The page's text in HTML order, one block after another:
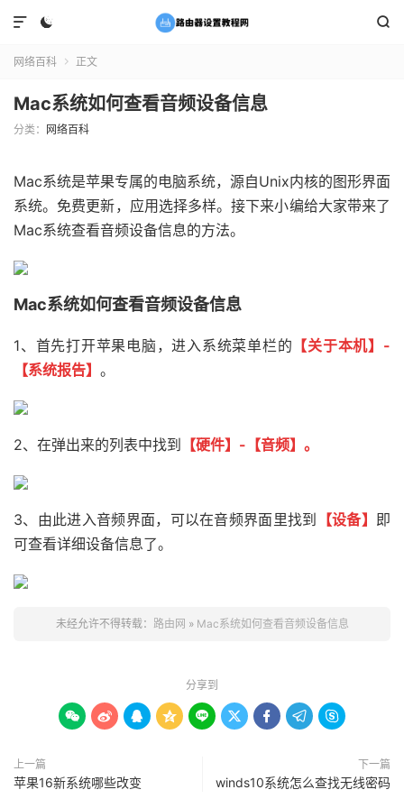
 

网络百科  正文
Mac系统如何查看音频设备信息
分类： 网络百科
Mac系统是苹果专属的电脑系统，源自Unix内核的图形界面
系统。免费更新，应用选择多样。接下来小编给大家带来了
Mac系统查看音频设备信息的方法。
Mac系统如何查看音频设备信息
1、首先打开苹果电脑，进入系统菜单栏的 【关于本机】-
【系统报告】 。
2、在弹出来的列表中找到 【硬件】-【音频】。
3、由此进入音频界面，可以在音频界面里找到 【设备】 即
可查看详细设备信息了。
未经允许不得转载： 路由网 » Mac系统如何查看音频设备信息
分享到
        
上一篇
苹果16新系统哪些改变
下一篇
winds10系统怎么查找无线密码